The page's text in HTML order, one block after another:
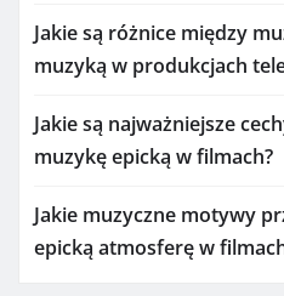
Jakie są różnice między
muzyką w produkcjach
Jakie są najważniejsze
muzykę epicką w filmach?
Jakie muzyczne motywy
epicką atmosferę w